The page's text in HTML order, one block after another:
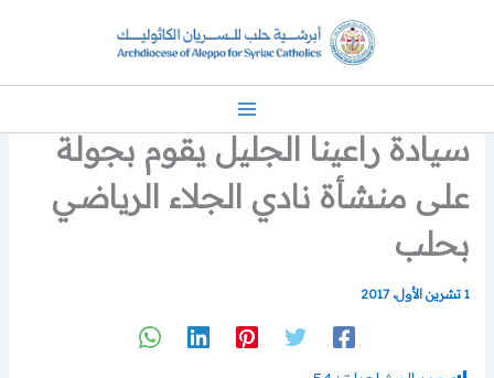
سيادة راعينا الجليل يقوم بجولة
على منشأة نادي الجلاء الرياضي
بحلب
1 تشرين الأول، 2017